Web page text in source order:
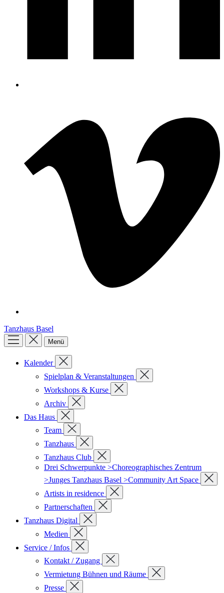
Tanzhaus Basel
Menü
Kalender
Spielplan & Veranstaltungen
Workshops & Kurse
Archiv
Das Haus
Team
Tanzhaus
Tanzhaus Club
Drei Schwerpunkte >Choreographisches Zentrum
>Junges Tanzhaus Basel >Community Art Space
Artists in residence
Partnerschaften
Tanzhaus Digital
Medien
Service / Infos
Kontakt / Zugang
Vermietung Bühnen und Räume
Presse